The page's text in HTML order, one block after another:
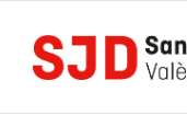
Saltar
contenido